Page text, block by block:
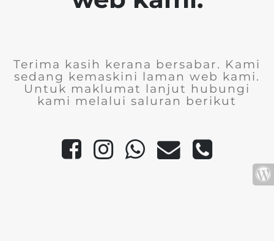
Terima kasih kerana bersabar. Kami
sedang kemaskini laman web kami.
Untuk maklumat lanjut hubungi
kami melalui saluran berikut